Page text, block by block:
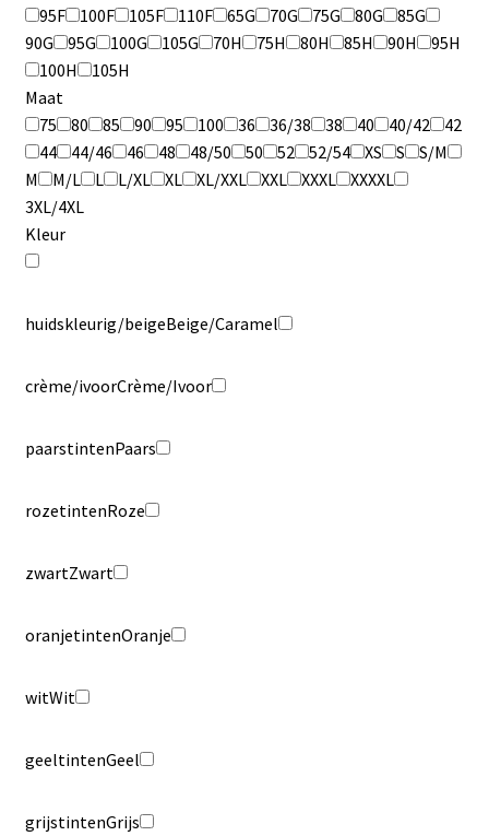
95F 100F 105F 110F 65G 70G 75G 80G
85G
90G
95G 100G 105G 70H 75H 80H 85H 90H
95H
100H
105H
Maat
75
80 85 90 95 100 36 36/38 38 40 40/42
42
44
44/46 46 48 48/50 50 52 52/54 XS S
S/M
M
M/L L L/XL XL XL/XXL XXL XXXL
XXXXL
3XL/4XL
Kleur
huidskleurig/beigeBeige/Caramel
crème/ivoorCrème/Ivoor
paarstintenPaars
rozetintenRoze
zwartZwart
oranjetintenOranje
witWit
geeltintenGeel
grijstintenGrijs